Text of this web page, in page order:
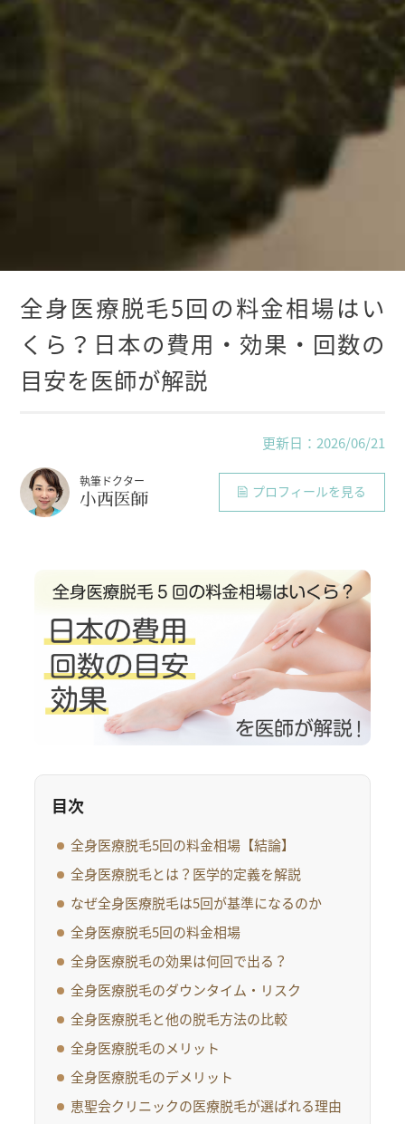
全身医療脱毛5回の料金相場はい
くら？日本の費用・効果・回数の
目安を医師が解説
更新日：2026/06/21
執筆ドクター
小西医師 プロフィールを見る
目次
全身医療脱毛5回の料金相場【結論】
全身医療脱毛とは？医学的定義を解説
なぜ全身医療脱毛は5回が基準になるのか
全身医療脱毛5回の料金相場
全身医療脱毛の効果は何回で出る？
全身医療脱毛のダウンタイム・リスク
全身医療脱毛と他の脱毛方法の比較
全身医療脱毛のメリット
全身医療脱毛のデメリット
恵聖会クリニックの医療脱毛が選ばれる理由